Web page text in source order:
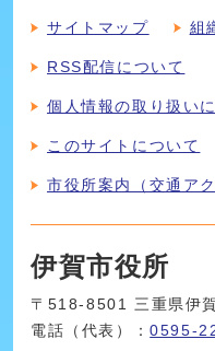
サイトマップ 組
RSS配信について
個人情報の取り扱い
このサイトについて
市役所案内（交通アク
伊賀市役所
〒518-8501 三重県伊
電話（代表）：0595-